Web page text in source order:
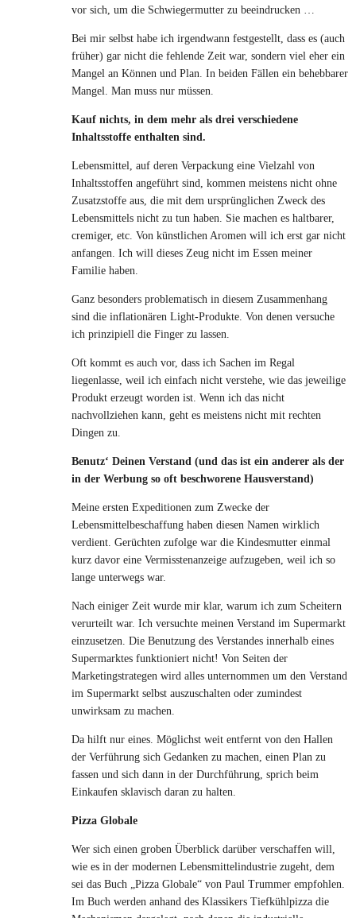
vor sich, um die Schwiegermutter zu beeindrucken …
Bei mir selbst habe ich irgendwann festgestellt, dass es (auch
früher) gar nicht die fehlende Zeit war, sondern viel eher ein
Mangel an Können und Plan. In beiden Fällen ein behebbarer
Mangel. Man muss nur müssen.
Kauf nichts, in dem mehr als drei verschiedene
Inhaltsstoffe enthalten sind.
Lebensmittel, auf deren Verpackung eine Vielzahl von
Inhaltsstoffen angeführt sind, kommen meistens nicht ohne
Zusatzstoffe aus, die mit dem ursprünglichen Zweck des
Lebensmittels nicht zu tun haben. Sie machen es haltbarer,
cremiger, etc. Von künstlichen Aromen will ich erst gar nicht
anfangen. Ich will dieses Zeug nicht im Essen meiner
Familie haben.
Ganz besonders problematisch in diesem Zusammenhang
sind die inflationären Light-Produkte. Von denen versuche
ich prinzipiell die Finger zu lassen.
Oft kommt es auch vor, dass ich Sachen im Regal
liegenlasse, weil ich einfach nicht verstehe, wie das jeweilige
Produkt erzeugt worden ist. Wenn ich das nicht
nachvollziehen kann, geht es meistens nicht mit rechten
Dingen zu.
Benutz‘ Deinen Verstand (und das ist ein anderer als der
in der Werbung so oft beschworene Hausverstand)
Meine ersten Expeditionen zum Zwecke der
Lebensmittelbeschaffung haben diesen Namen wirklich
verdient. Gerüchten zufolge war die Kindesmutter einmal
kurz davor eine Vermisstenanzeige aufzugeben, weil ich so
lange unterwegs war.
Nach einiger Zeit wurde mir klar, warum ich zum Scheitern
verurteilt war. Ich versuchte meinen Verstand im Supermarkt
einzusetzen. Die Benutzung des Verstandes innerhalb eines
Supermarktes funktioniert nicht! Von Seiten der
Marketingstrategen wird alles unternommen um den Verstand
im Supermarkt selbst auszuschalten oder zumindest
unwirksam zu machen.
Da hilft nur eines. Möglichst weit entfernt von den Hallen
der Verführung sich Gedanken zu machen, einen Plan zu
fassen und sich dann in der Durchführung, sprich beim
Einkaufen sklavisch daran zu halten.
Pizza Globale
Wer sich einen groben Überblick darüber verschaffen will,
wie es in der modernen Lebensmittelindustrie zugeht, dem
sei das Buch „Pizza Globale“ von Paul Trummer empfohlen.
Im Buch werden anhand des Klassikers Tiefkühlpizza die